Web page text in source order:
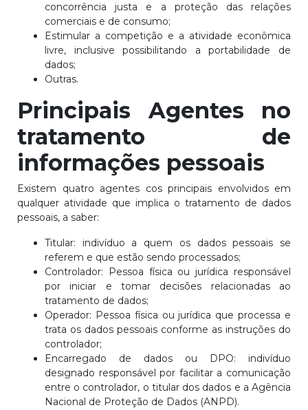
concorrência justa e a proteção das relações
comerciais e de consumo;
Estimular a competição e a atividade econômica
livre, inclusive possibilitando a portabilidade de
dados;
Outras.
Principais Agentes no
tratamento de
informações pessoais
Existem quatro agentes cos principais envolvidos em
qualquer atividade que implica o tratamento de dados
pessoais, a saber:
Titular: indivíduo a quem os dados pessoais se
referem e que estão sendo processados;
Controlador: Pessoa física ou jurídica responsável
por iniciar e tomar decisões relacionadas ao
tratamento de dados;
Operador: Pessoa física ou jurídica que processa e
trata os dados pessoais conforme as instruções do
controlador;
Encarregado de dados ou DPO: indivíduo
designado responsável por facilitar a comunicação
entre o controlador, o titular dos dados e a Agência
Nacional de Proteção de Dados (ANPD).